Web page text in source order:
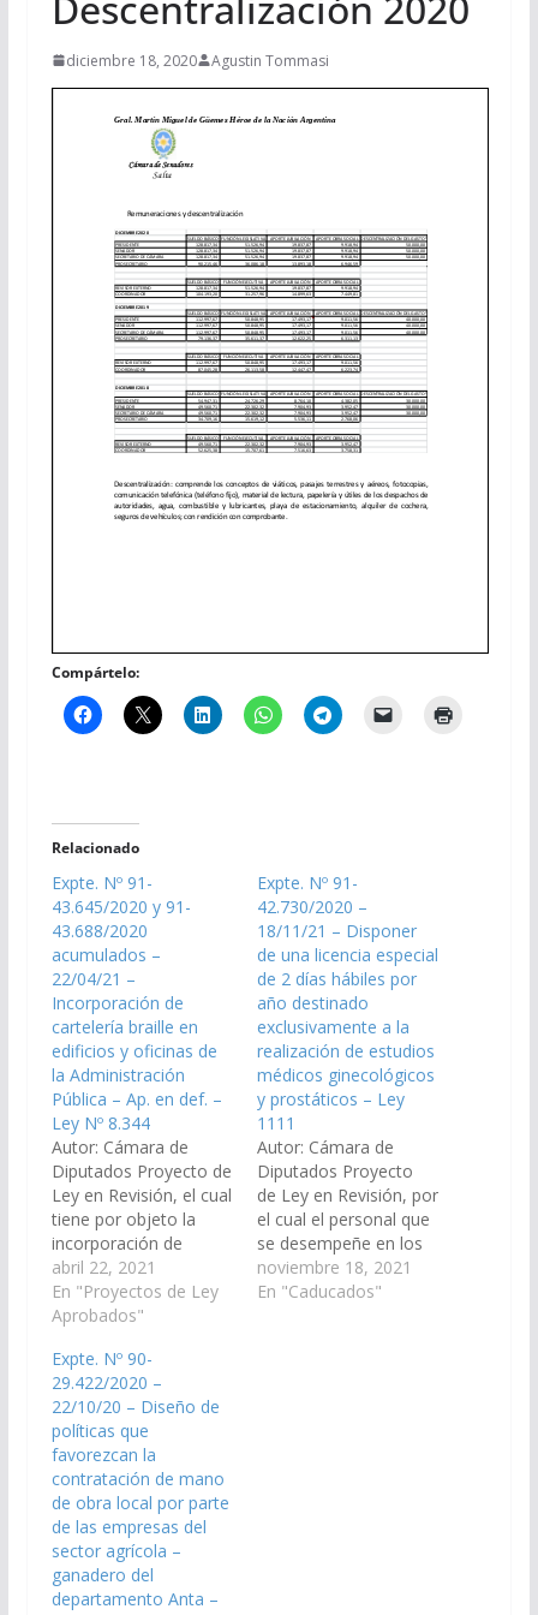
diciembre 18, 2020 Agustin Tommasi
Compártelo:
Relacionado
Expte. Nº 91-
43.645/2020 y 91-
43.688/2020
acumulados –
22/04/21 –
Incorporación de
cartelería braille en
edificios y oficinas de
la Administración
Pública – Ap. en def. –
Ley Nº 8.344
Autor: Cámara de
Diputados Proyecto de
Ley en Revisión, el cual
tiene por objeto la
incorporación de
cartelería braille en
edificios y oficinas de
la Administración
Descentralizada, Entes
Autárquicos,
Sociedades del Estado
de la Provincia de
Salta, Poder
Legislativo, Poder
Judicial y Ministerio
Público (Expte. N° 91-
43.645/2020…
abril 22, 2021
En "Proyectos de Ley
Aprobados"
Expte. Nº 91-
42.730/2020 –
18/11/21 – Disponer
de una licencia especial
de 2 días hábiles por
año destinado
exclusivamente a la
realización de estudios
médicos ginecológicos
y prostáticos – Ley
1111
Autor: Cámara de
Diputados Proyecto
de Ley en Revisión, por
el cual el personal que
se desempeñe en los
organismos de la
Administración Pública
noviembre 18, 2021
En "Caducados"
Expte. Nº 90-
29.422/2020 –
22/10/20 – Diseño de
políticas que
favorezcan la
contratación de mano
de obra local por parte
de las empresas del
sector agrícola –
ganadero del
departamento Anta –